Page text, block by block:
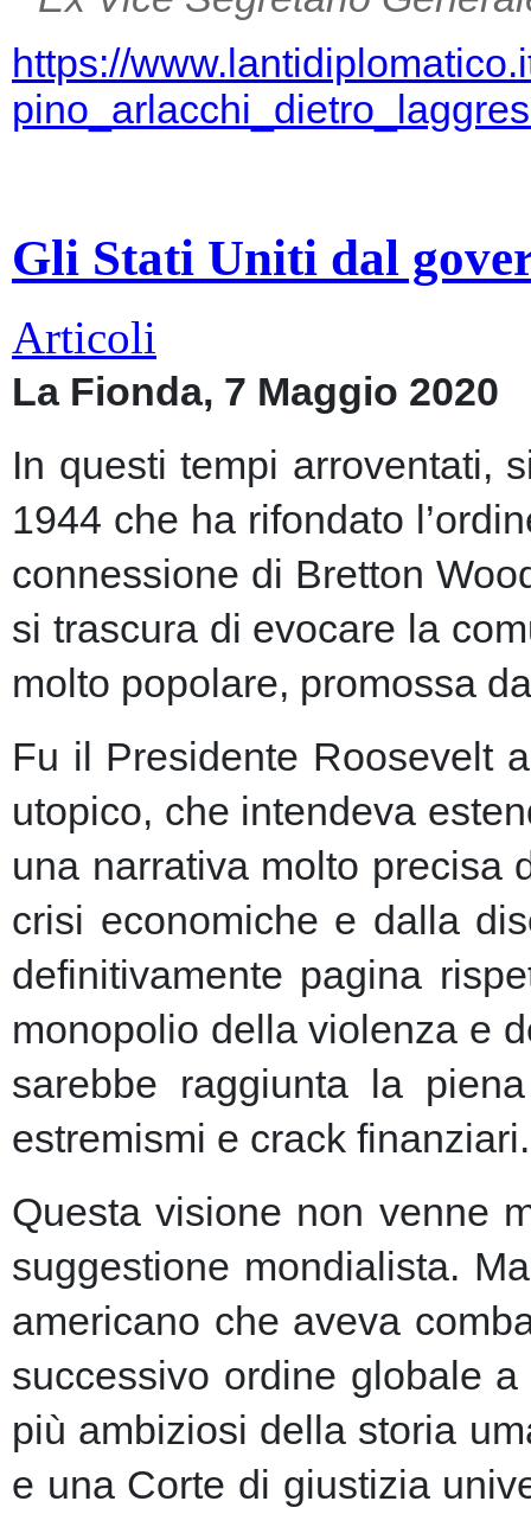
https://
Gli Stati Uniti dal
Articoli
La Fionda, 7 Maggio 2020
In questi tempi arroventati,
1944 che ha rifondato
connessione di Bretton
si trascura di evocare la
molto popolare, promossa
Fu il Presidente Roosevelt
utopico, che intendeva
una narrativa molto precisa
crisi economiche e dalla
definitivamente pagina
monopolio della violenza e
sarebbe raggiunta la
estremismi e crack finanziari.
Questa visione non venne
suggestione mondialista.
americano che aveva
successivo ordine globale
più ambiziosi della storia
e una Corte di giustizia